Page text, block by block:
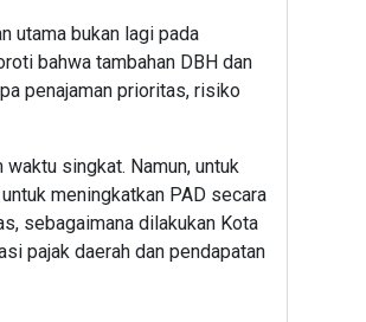
utama bukan lagi pada
bahwa tambahan DBH dan
penajaman prioritas, risiko
singkat. Namun, untuk
meningkatkan PAD secara
sebagaimana dilakukan Kota
pajak daerah dan pendapatan